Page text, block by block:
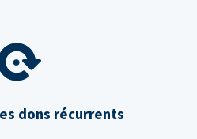
dons récurrents